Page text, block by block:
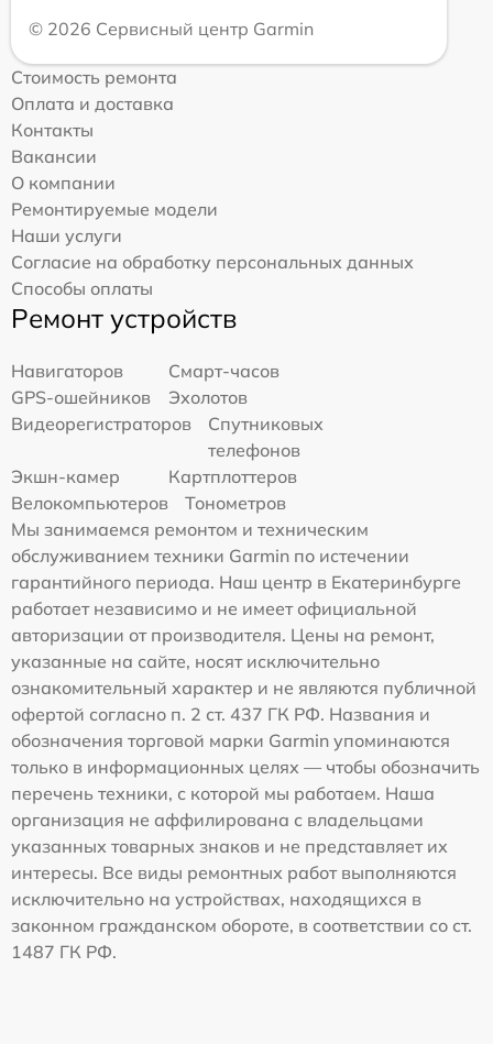
© 2026 Сервисный центр Garmin
Стоимость ремонта
Оплата и доставка
Контакты
Вакансии
О компании
Ремонтируемые модели
Наши услуги
Согласие на обработку персональных данных
Способы оплаты
Ремонт устройств
Навигаторов
Смарт-часов
GPS-ошейников
Эхолотов
Видеорегистраторов
Спутниковых
телефонов
Экшн-камер
Картплоттеров
Велокомпьютеров
Тонометров
Мы занимаемся ремонтом и техническим
обслуживанием техники Garmin по истечении
гарантийного периода. Наш центр в Екатеринбурге
работает независимо и не имеет официальной
авторизации от производителя. Цены на ремонт,
указанные на сайте, носят исключительно
ознакомительный характер и не являются публичной
офертой согласно п. 2 ст. 437 ГК РФ. Названия и
обозначения торговой марки Garmin упоминаются
только в информационных целях — чтобы обозначить
перечень техники, с которой мы работаем. Наша
организация не аффилирована с владельцами
указанных товарных знаков и не представляет их
интересы. Все виды ремонтных работ выполняются
исключительно на устройствах, находящихся в
законном гражданском обороте, в соответствии со ст.
1487 ГК РФ.